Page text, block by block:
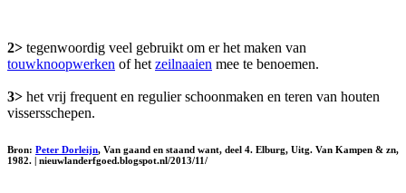
2> tegenwoordig veel gebruikt om er het maken van
touwknoopwerken of het zeilnaaien mee te benoemen.
3> het vrij frequent en regulier schoonmaken en teren van houten
vissersschepen.
Bron: Peter Dorleijn, Van gaand en staand want, deel 4. Elburg, Uitg. Van Kampen & zn,
1982. | nieuwlanderfgoed.blogspot.nl/2013/11/